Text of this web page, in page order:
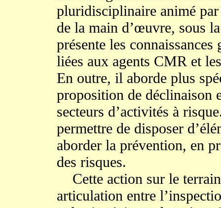
pluridisciplinaire animé
de la main d’œuvre, sous
présente les
liées aux agents CMR et
En outre, il aborde plus
proposition de déclinaison
secteurs d’activités à
permettre de disposer
aborder la prévention, en
des risques.
Cette action sur le
articulation entre